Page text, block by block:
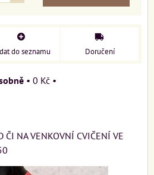
do seznamu Doručení
• 0 Kč •
ČI NA VENKOVNÍ CVIČENÍ VE